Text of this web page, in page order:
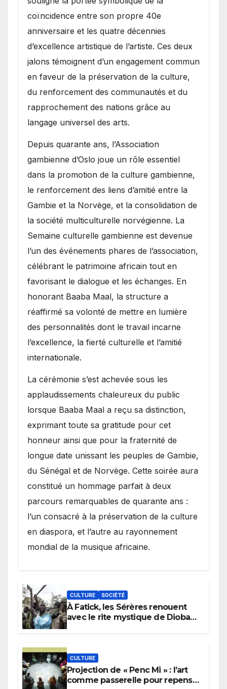
coïncidence entre son propre 40e
anniversaire et les quatre décennies
d’excellence artistique de l’artiste. Ces deux
jalons témoignent d’un engagement commun
en faveur de la préservation de la culture,
du renforcement des communautés et du
rapprochement des nations grâce au
langage universel des arts.
​Depuis quarante ans, l’Association
gambienne d’Oslo joue un rôle essentiel
dans la promotion de la culture gambienne,
le renforcement des liens d’amitié entre la
Gambie et la Norvège, et la consolidation de
la société multiculturelle norvégienne. La
Semaine culturelle gambienne est devenue
l’un des événements phares de l’association,
célébrant le patrimoine africain tout en
favorisant le dialogue et les échanges. En
honorant Baaba Maal, la structure a
réaffirmé sa volonté de mettre en lumière
des personnalités dont le travail incarne
l’excellence, la fierté culturelle et l’amitié
internationale.
​La cérémonie s’est achevée sous les
applaudissements chaleureux du public
lorsque Baaba Maal a reçu sa distinction,
exprimant toute sa gratitude pour cet
honneur ainsi que pour la fraternité de
longue date unissant les peuples de Gambie,
du Sénégal et de Norvège. Cette soirée aura
constitué un hommage parfait à deux
parcours remarquables de quarante ans :
l’un consacré à la préservation de la culture
en diaspora, et l’autre au rayonnement
mondial de la musique africaine.
CULTURE SOCIÉTÉ
À Fatick, les Sérères renouent
avec le rite mystique de Diobaye
CULTURE
Projection de « Penc Mi » : l’art
comme passerelle pour repenser